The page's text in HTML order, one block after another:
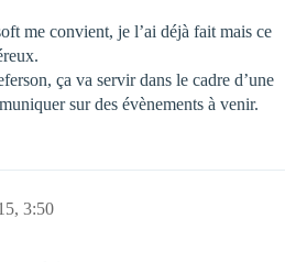
me convient, je l’ai déjà fait mais ce
ça va servir dans le cadre d’une
sur des évènements à venir.
3:50